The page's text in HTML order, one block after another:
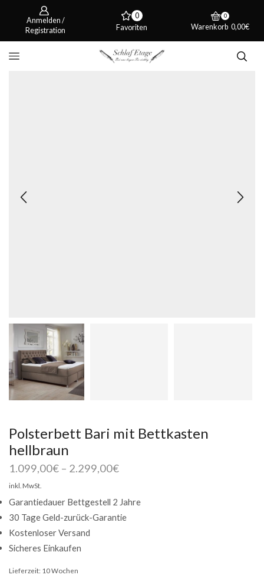
Anmelden /
Registration
0
Favoriten
0
Warenkorb 0,00€
Polsterbett Bari mit Bettkasten
hellbraun
1.099,00€ – 2.299,00€
inkl. MwSt.
Garantiedauer Bettgestell 2 Jahre
30 Tage Geld-zurück-Garantie
Kostenloser Versand
Sicheres Einkaufen
Lieferzeit: 10 Wochen